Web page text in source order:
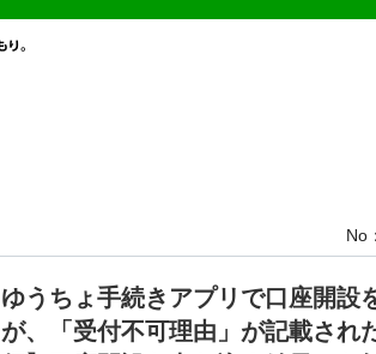
No
ゆうちょ手続きアプリで口座開設
が、「受付不可理由」が記載され